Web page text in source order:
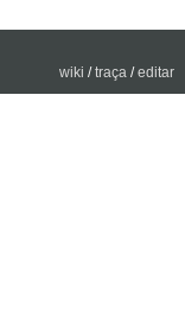
wiki /traça /editar